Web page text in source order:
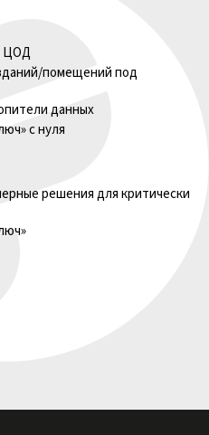
ЦОД
помещений под
данных
с нуля
решения для критически